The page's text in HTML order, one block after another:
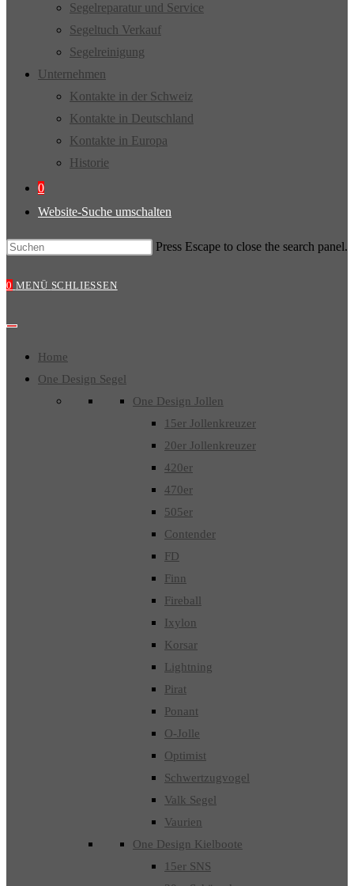
Segelreparatur und Service
Segeltuch Verkauf
Segelreinigung
Unternehmen
Kontakte in der Schweiz
Kontakte in Deutschland
Kontakte in Europa
Historie
0
Website-Suche umschalten
Press Escape to close the search panel.
0 MENÜ SCHLIESSEN
Home
One Design Segel
One Design Jollen
15er Jollenkreuzer
20er Jollenkreuzer
420er
470er
505er
Contender
FD
Finn
Fireball
Ixylon
Korsar
Lightning
Pirat
Ponant
O-Jolle
Optimist
Schwertzugvogel
Valk Segel
Vaurien
One Design Kielboote
15er SNS